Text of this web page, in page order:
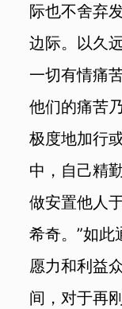
际也不舍弃
边际。以久
一切有情痛
他们的痛苦
极度地加行
中，自己精
做安置他人
希奇。”如此
愿力和利益
间，对于再